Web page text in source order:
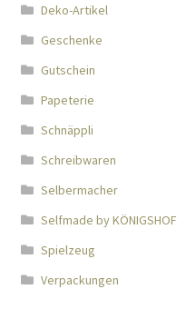
Datenauszug
Echtheit von Bewertungen
Impressum
Kasse
KÖNIGSHOF-Lädeli
Deko-Artikel
Geschenke
Gutschein
Papeterie
Schnäppli
Schreibwaren
Selbermacher
Selfmade by KÖNIGSHOF
Spielzeug
Verpackungen